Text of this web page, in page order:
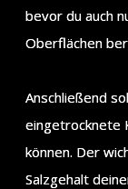
bevor du auch
Oberflächen
Anschließend
eingetrocknete
können. Der
Salzgehalt